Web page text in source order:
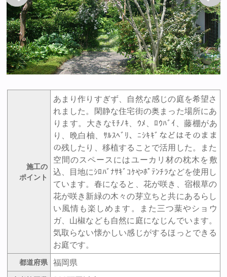
戻る 次へ
施工の
ポイント
あまり作りすぎず、自然な感じの庭を希望さ
れました。閑静な住宅街の奥まった場所にあ
ります。大きなﾓﾁﾉｷ、ｳﾒ、ﾛｳﾊﾞｲ、藤棚があ
り、晩白柚、ｻﾙｽﾍﾞﾘ、ﾆｼｷｷﾞなどはそのまま
の残したり、移植することで活用した。また
空間のスペースにはユーカリ材の枕木を敷
込、目地にｼﾛﾊﾞﾅｻｷﾞｺｹやﾎﾟﾃﾝﾁﾗなどを使用し
ています。春になると、花が咲き、宿根草の
花が咲き新緑の木々の芽立ちと共にあるらし
い風情も楽しめます。また三つ葉やショウ
ガ、山椒なども自然に庭になじんでいます。
気取らない懐かしい感じがするほっとできる
お庭です。
都道府県 福岡県